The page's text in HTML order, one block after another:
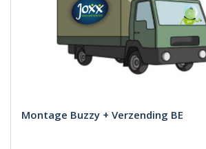
Montage Buzzy + Verzending BE